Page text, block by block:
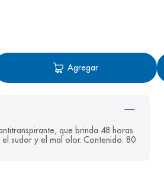
Agregar
que brinda 48 horas
sudor y el mal olor. Contenido: 80